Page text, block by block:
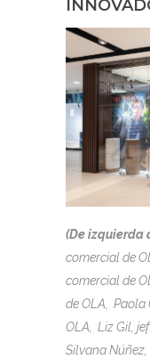
(De izquierda
comercial de
comercial de
de OLA, Paola
OLA, Liz Gil,
Silvana